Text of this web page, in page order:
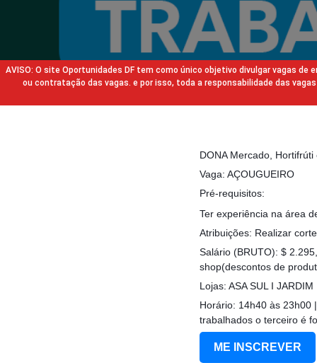
AVISO: O site Oportunidades DF tem como único objetivo divulgar vagas
ou contratação das vagas. e por isso, toda a responsabilidade das
DONA Mercado, Hortifrúti
Vaga: AÇOUGUEIRO
Pré-requisitos:
Ter experiência na área
Atribuições: Realizar
Salário (BRUTO): $
shop(descontos de
Lojas: ASA SUL I
Horário: 14h40 às 23h00
trabalhados o terceiro é
ME INSCREVER